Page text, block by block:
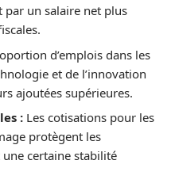
par un salaire net plus
d’emplois dans les
et de l’innovation
ajoutées supérieures.
: Les cotisations pour les
protègent les
certaine stabilité